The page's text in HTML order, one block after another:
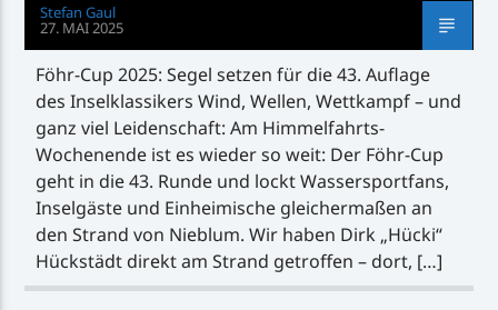
Stefan Gaul
27. MAI 2025
Föhr-Cup 2025: Segel setzen für die 43. Auflage
des Inselklassikers Wind, Wellen, Wettkampf – und
ganz viel Leidenschaft: Am Himmelfahrts-
Wochenende ist es wieder so weit: Der Föhr-Cup
geht in die 43. Runde und lockt Wassersportfans,
Inselgäste und Einheimische gleichermaßen an
den Strand von Nieblum. Wir haben Dirk „Hücki“
Hückstädt direkt am Strand getroffen – dort, […]